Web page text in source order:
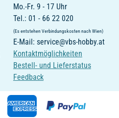
Mo.-Fr. 9 - 17 Uhr
Tel.: 01 - 66 22 020
(Es entstehen Verbindungskosten nach Wien)
E-Mail: service@vbs-hobby.at
Kontaktmöglichkeiten
Bestell- und Lieferstatus
Feedback